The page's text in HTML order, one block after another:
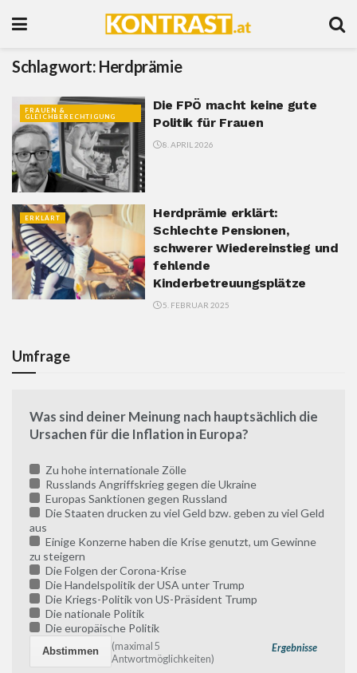
Schlagwort: Herdprämie
FRAUEN &
GLEICHBERECHTIGUNG
Die FPÖ macht keine gute
Politik für Frauen
8. APRIL 2026
ERKLÄRT
Herdprämie erklärt:
Schlechte Pensionen,
schwerer Wiedereinstieg und
fehlende
Kinderbetreuungsplätze
5. FEBRUAR 2025
Umfrage
Was sind deiner Meinung nach hauptsächlich die
Ursachen für die Inflation in Europa?
Zu hohe internationale Zölle
Russlands Angriffskrieg gegen die Ukraine
Europas Sanktionen gegen Russland
Die Staaten drucken zu viel Geld bzw. geben zu viel Geld
aus
Einige Konzerne haben die Krise genutzt, um Gewinne
zu steigern
Die Folgen der Corona-Krise
Die Handelspolitik der USA unter Trump
Die Kriegs-Politik von US-Präsident Trump
Die nationale Politik
Die europäische Politik
Ergebnisse
(maximal 5
Antwortmöglichkeiten)